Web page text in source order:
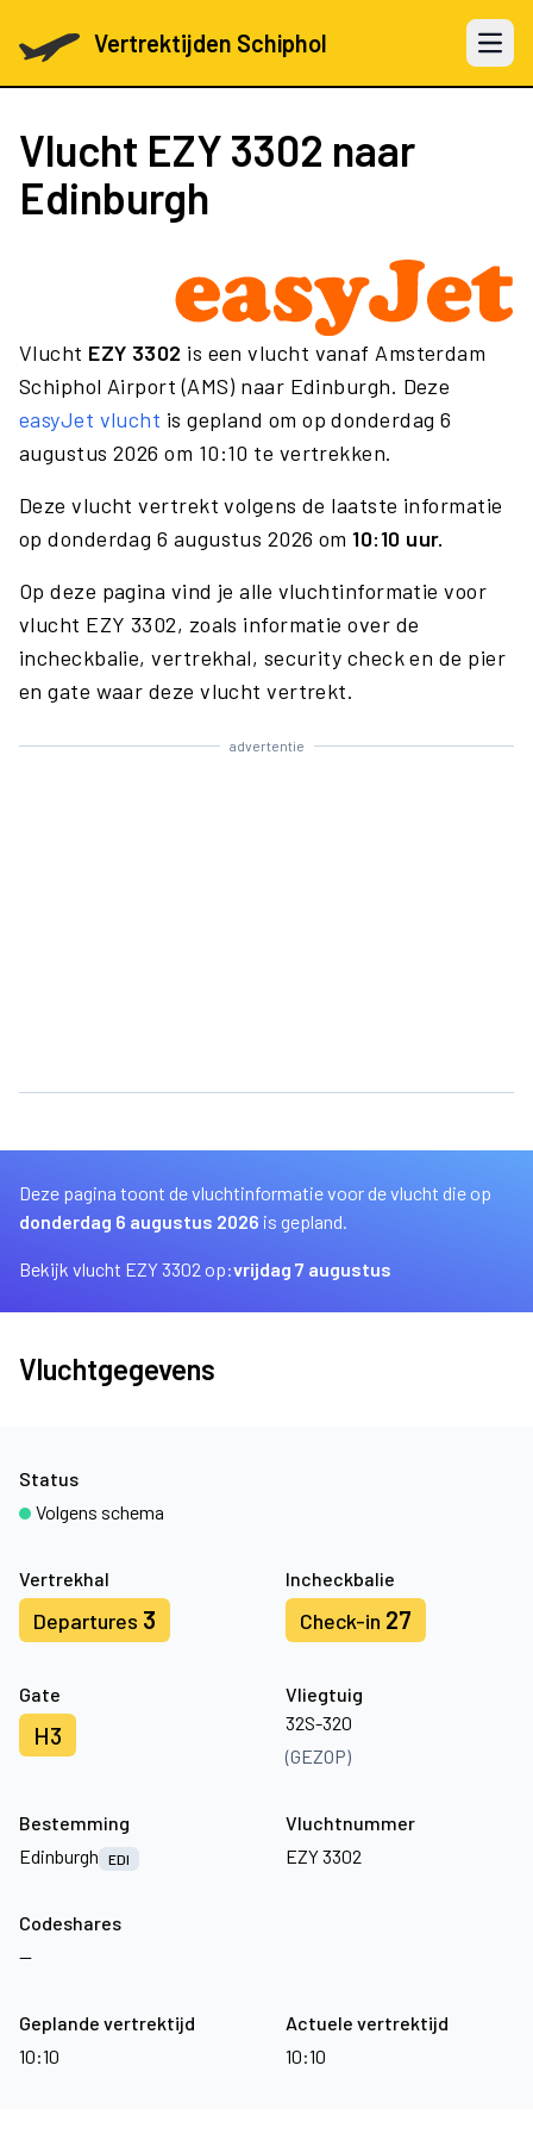
Vertrektijden Schiphol Open
Vlucht EZY 3302 naar
Edinburgh
Vlucht EZY 3302 is een vlucht vanaf Amsterdam
Schiphol Airport (AMS) naar Edinburgh. Deze
easyJet vlucht is gepland om op donderdag 6
augustus 2026 om 10:10 te vertrekken.
Deze vlucht vertrekt volgens de laatste informatie
op donderdag 6 augustus 2026 om10:10 uur.
Op deze pagina vind je alle vluchtinformatie voor
vlucht EZY 3302, zoals informatie over de
incheckbalie, vertrekhal, security check en de pier
en gate waar deze vlucht vertrekt.
advertentie
Deze pagina toont de vluchtinformatie voor de vlucht die op
donderdag 6 augustus 2026 is gepland.
Bekijk vlucht EZY 3302 op:vrijdag 7 augustus
Vluchtgegevens
Vertrekhal
Departures 3
Incheckbalie
Check-in 27
Gate
H3
Vliegtuig
32S-320
(GEZOP)
Status
Volgens schema
Bestemming
Edinburgh
EDI
Vluchtnummer
EZY 3302
Codeshares
—
Geplande vertrektijd
10:10
Actuele vertrektijd
10:10